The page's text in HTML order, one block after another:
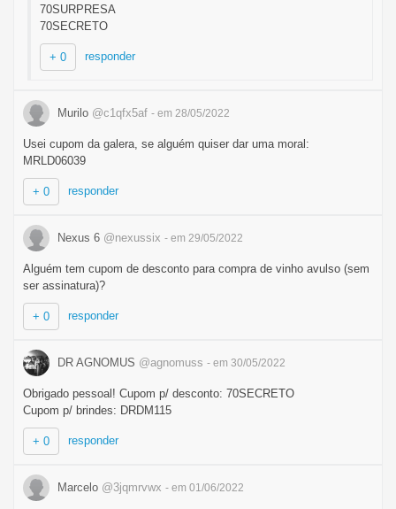
70SURPRESA
70SECRETO
+ 0 responder
Murilo @c1qfx5af - em 28/05/2022
Usei cupom da galera, se alguém quiser dar uma moral:
MRLD06039
+ 0 responder
Nexus 6 @nexussix - em 29/05/2022
Alguém tem cupom de desconto para compra de vinho avulso (sem
ser assinatura)?
+ 0 responder
DR AGNOMUS @agnomuss - em 30/05/2022
Obrigado pessoal! Cupom p/ desconto: 70SECRETO
Cupom p/ brindes: DRDM115
+ 0 responder
Marcelo @3jqmrvwx - em 01/06/2022